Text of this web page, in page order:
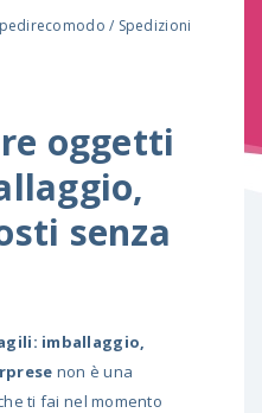
/ Spedizioni
oggetti
senza
imballaggio,
non è una
ti fai nel momento